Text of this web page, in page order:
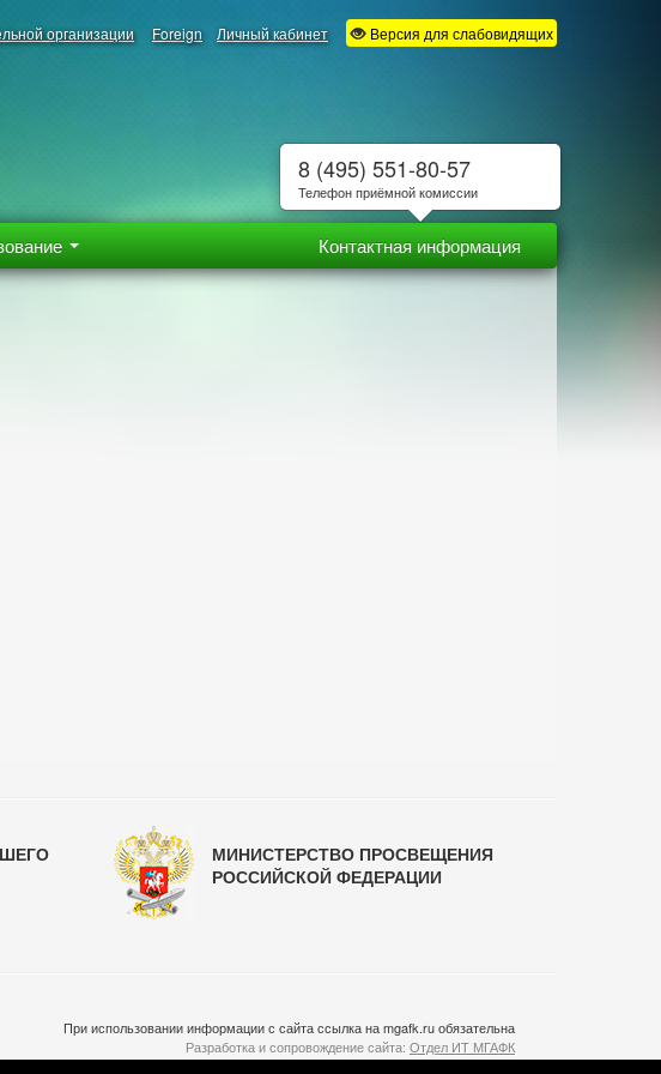
организации Foreign Личный кабинет Версия для слабовидящих
Контактная информация
МИНИСТЕРСТВО ПРОСВЕЩЕНИЯ
РОССИЙСКОЙ ФЕДЕРАЦИИ
При использовании информации с сайта ссылка на mgafk.ru обязательна
Разработка и сопровождение сайта: Отдел ИТ МГАФК
Система управления контентом:temeshov.ru
8 (495) 551-80-57
Телефон приёмной комиссии